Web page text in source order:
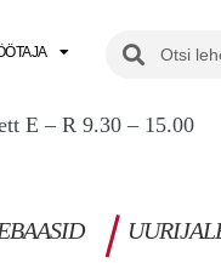
SearchSearch
E – R 9.30 – 15.00